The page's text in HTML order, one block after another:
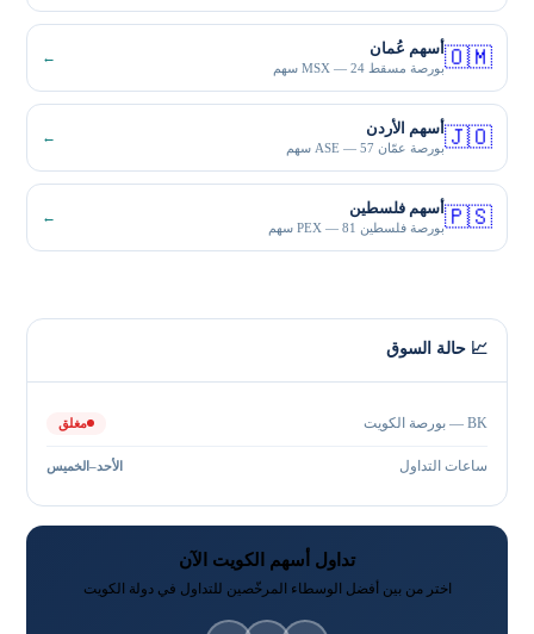
🇴🇲أسهم عُمان
بورصة مسقط MSX — 24 سهم
←
🇯🇴أسهم الأردن
بورصة عمّان ASE — 57 سهم
←
🇵🇸أسهم فلسطين
بورصة فلسطين PEX — 81 سهم
←
📈 حالة السوق
BK — بورصة الكويت مغلق
ساعات التداول الأحد–الخميس
تداول أسهم الكويت الآن
اختر من بين أفضل الوسطاء المرخّصين للتداول في دولة الكويت